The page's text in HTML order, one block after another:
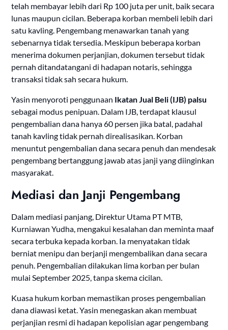
telah membayar lebih dari Rp 100 juta per unit, baik secara
lunas maupun cicilan. Beberapa korban membeli lebih dari
satu kavling. Pengembang menawarkan tanah yang
sebenarnya tidak tersedia. Meskipun beberapa korban
menerima dokumen perjanjian, dokumen tersebut tidak
pernah ditandatangani di hadapan notaris, sehingga
transaksi tidak sah secara hukum.
Yasin menyoroti penggunaan Ikatan Jual Beli (IJB) palsu
sebagai modus penipuan. Dalam IJB, terdapat klausul
pengembalian dana hanya 60 persen jika batal, padahal
tanah kavling tidak pernah direalisasikan. Korban
menuntut pengembalian dana secara penuh dan mendesak
pengembang bertanggung jawab atas janji yang diinginkan
masyarakat.
Mediasi dan Janji Pengembang
Dalam mediasi panjang, Direktur Utama PT MTB,
Kurniawan Yudha, mengakui kesalahan dan meminta maaf
secara terbuka kepada korban. Ia menyatakan tidak
berniat menipu dan berjanji mengembalikan dana secara
penuh. Pengembalian dilakukan lima korban per bulan
mulai September 2025, tanpa skema cicilan.
Kuasa hukum korban memastikan proses pengembalian
dana diawasi ketat. Yasin menegaskan akan membuat
perjanjian resmi di hadapan kepolisian agar pengembang